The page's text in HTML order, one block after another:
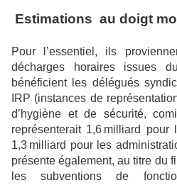
Estimations au doigt
Pour l’essentiel, ils
décharges horaires issues
bénéficient les délégués
IRP (instances de
d’hygiène et de sécurité,
représenterait 1,6 milliard
1,3 milliard pour les
présente également, au titre du
les subventions de